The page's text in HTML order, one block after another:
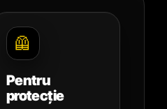
🦺
Pentru
protecție